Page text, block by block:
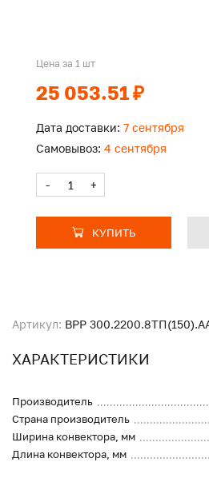
Артикул: ВРР
ХАРАКТЕРИСТИКИ
Производитель
Страна производитель
Ширина конвектора, мм
Длина конвектора, мм
Цена за 1 шт
25 053.51 ₽
Дата доставки: 7 сентября
Самовывоз: 4 сентября
- +
КУПИТЬ